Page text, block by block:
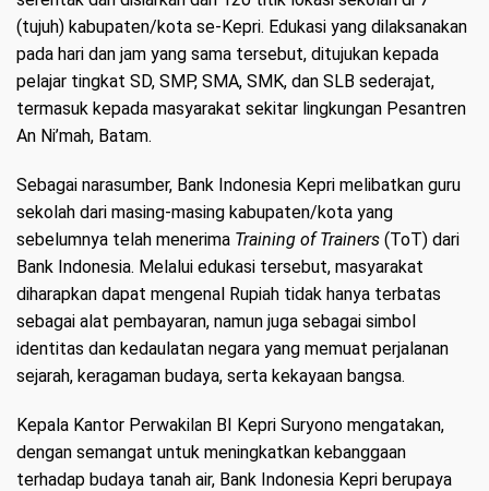
(tujuh) kabupaten/kota se-Kepri. Edukasi yang dilaksanakan
pada hari dan jam yang sama tersebut, ditujukan kepada
pelajar tingkat SD, SMP, SMA, SMK, dan SLB sederajat,
termasuk kepada masyarakat sekitar lingkungan Pesantren
An Ni’mah, Batam.
Sebagai narasumber, Bank Indonesia Kepri melibatkan guru
sekolah dari masing-masing kabupaten/kota yang
sebelumnya telah menerima Training of Trainers (ToT) dari
Bank Indonesia. Melalui edukasi tersebut, masyarakat
diharapkan dapat mengenal Rupiah tidak hanya terbatas
sebagai alat pembayaran, namun juga sebagai simbol
identitas dan kedaulatan negara yang memuat perjalanan
sejarah, keragaman budaya, serta kekayaan bangsa.
Kepala Kantor Perwakilan BI Kepri Suryono mengatakan,
dengan semangat untuk meningkatkan kebanggaan
terhadap budaya tanah air, Bank Indonesia Kepri berupaya